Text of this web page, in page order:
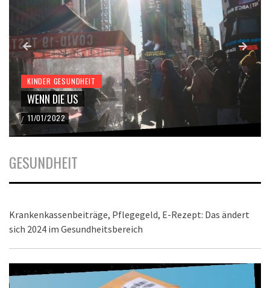
KINDER GESUNDHEIT
WENN DIE US
/ 11/01/2022
GESUNDHEIT
Krankenkassenbeiträge, Pflegegeld, E-Rezept: Das ändert
sich 2024 im Gesundheitsbereich